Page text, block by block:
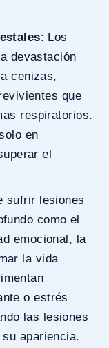
: Los
devastación
cenizas,
que
respiratorios.
en
el
sufrir lesiones
como el
emocional, la
la vida
o estrés
las lesiones
apariencia.